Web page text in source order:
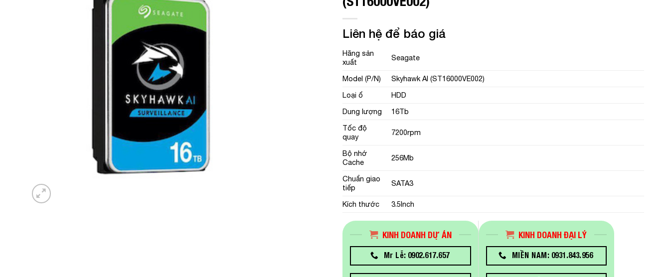
Liên hệ để báo giá
Hãng sản
xuất
Seagate
Model (P/N)
Skyhawk AI (ST16000VE002)
Loại ổ
HDD
Dung lượng
16Tb
Tốc độ
quay
7200rpm
Bộ nhớ
Cache
256Mb
Chuẩn giao
tiếp
SATA3
Kích thước 3.5Inch
KINH DOANH DỰ ÁN
Mr Lễ: 0902.617.657
KINH DOANH ĐẠI LÝ
MIỀN NAM: 0931.843.956